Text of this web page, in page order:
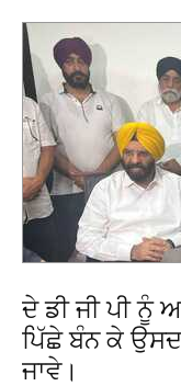
ਦੇ ਡੀ ਜੀ ਪੀ ਨੂੰ
ਪਿੱਛੇ ਬੰਨ ਕੇ
ਜਾਵੇ।